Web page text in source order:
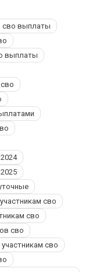
сво выплаты
выплаты
сво
сво
сво
сво